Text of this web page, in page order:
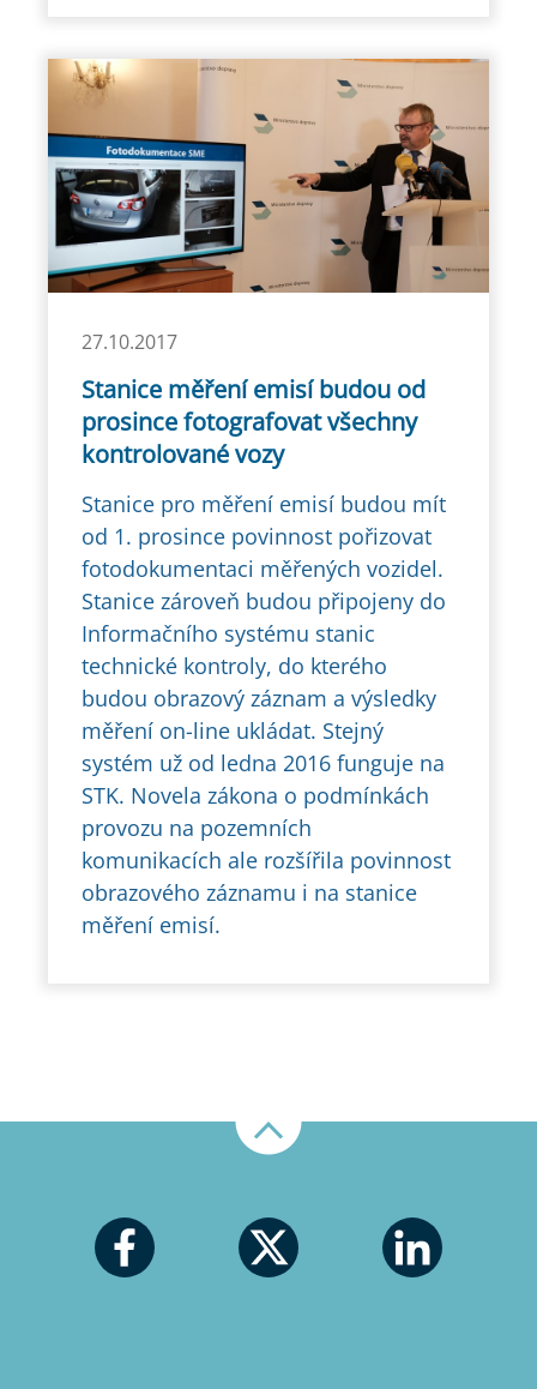
27.10.2017
Stanice měření emisí budou od
prosince fotografovat všechny
kontrolované vozy
Stanice pro měření emisí budou mít
od 1. prosince povinnost pořizovat
fotodokumentaci měřených vozidel.
Stanice zároveň budou připojeny do
Informačního systému stanic
technické kontroly, do kterého
budou obrazový záznam a výsledky
měření on-line ukládat. Stejný
systém už od ledna 2016 funguje na
STK. Novela zákona o podmínkách
provozu na pozemních
komunikacích ale rozšířila povinnost
obrazového záznamu i na stanice
měření emisí.